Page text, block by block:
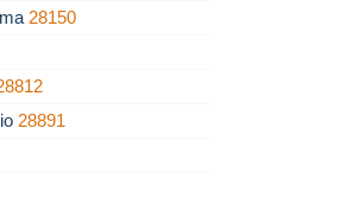
28150
28891